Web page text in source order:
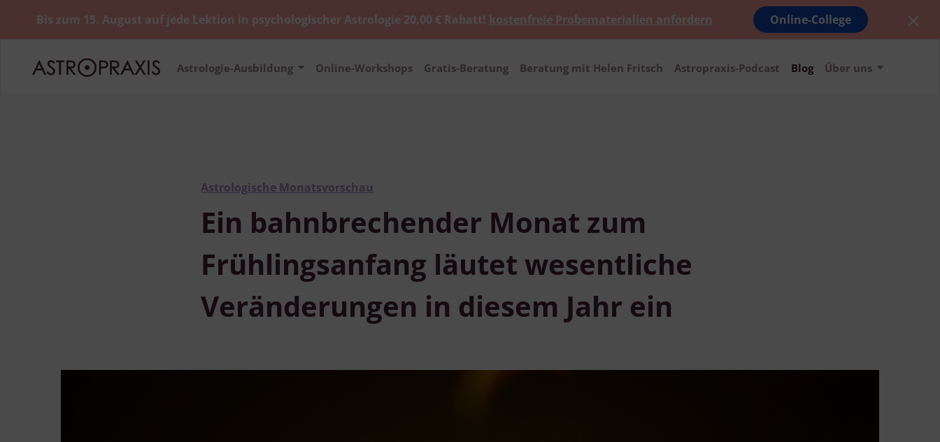
Bis zum 15. August auf jede Lektion in psychologischer Astrologie 20,00 € Rabatt! kostenfreie Probematerialien anfordern Online-College
Astrologie-Ausbildung Online-Workshops Gratis-Beratung Beratung mit Helen Fritsch Astropraxis-Podcast Blog Über uns
Astrologische Monatsvorschau
Ein bahnbrechender Monat zum
Frühlingsanfang läutet wesentliche
Veränderungen in diesem Jahr ein